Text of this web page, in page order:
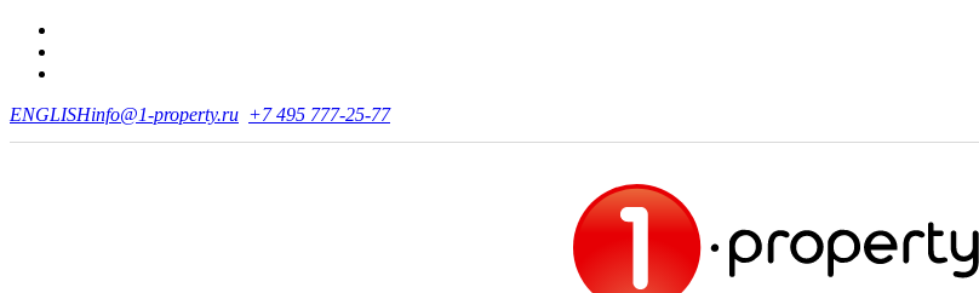
ENGLISHinfo@1-property.ru +7 495 777-25-77